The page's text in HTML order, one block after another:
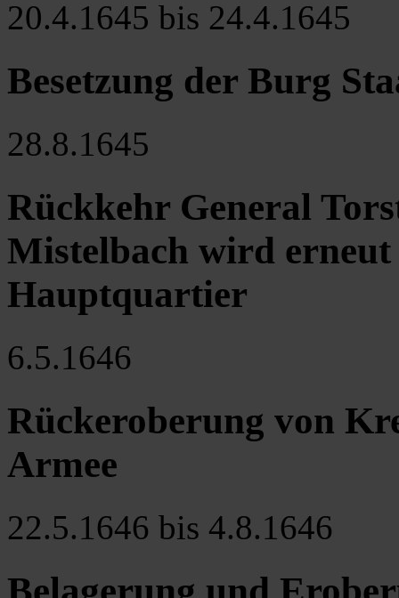
20.4.1645 bis 24.4.1645
Besetzung der Burg
28.8.1645
Rückkehr General
Mistelbach wird erneut
Hauptquartier
6.5.1646
Rückeroberung von
Armee
22.5.1646 bis 4.8.1646